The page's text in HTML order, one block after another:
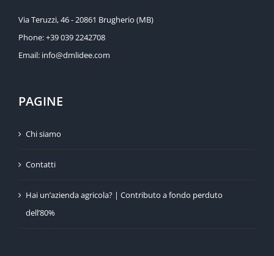
Via Teruzzi, 46 - 20861 Brugherio (MB)
Phone:+39 039 2242708
Email: info@dmlidee.com
PAGINE
Chi siamo
Contatti
Hai un’azienda agricola? | Contributo a fondo perduto
dell’80%